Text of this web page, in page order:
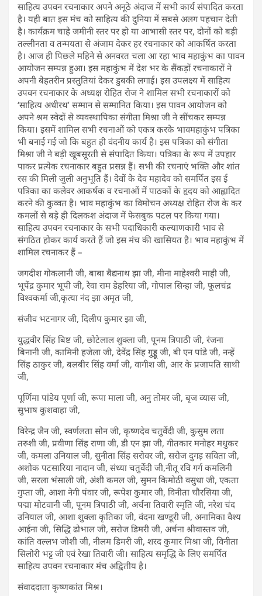
साहित्य उपवन रचनाकार अपने अनूठे अंदाज में सभी कार्य संपादित करता
है। यही बात इस मंच को साहित्य की दुनिया में सबसे अलग पहचान देती
है। कार्यक्रम चाहे जमीनी स्तर पर हो या आभासी स्तर पर, दोनों को बड़ी
तल्लीनता व तन्मयता से अंजाम देकर हर रचनाकार को आकर्षित करता
है। आज ही पिछले महिने से अनवरत चला आ रहा भाव महाकुंभ का पावन
आयोजन सम्पन्न हुआ। इस महाकुंभ में देश भर के सैंकड़ों रचनाकारों ने
अपनी बेहतरीन प्रस्तुतियां देकर डुबकी लगाई। इस उपलक्ष्य में साहित्य
उपवन रचनाकार के अध्यक्ष रोहित रोज ने शामिल सभी रचनाकारों को
‘साहित्य अधीरथ’ सम्मान से सम्मानित किया। इस पावन आयोजन को
अपने श्रम स्वेदों से व्यवस्थापिका संगीता मिश्रा जी ने सींचकर सम्पन्न
किया। इसमें शामिल सभी रचनाओं को एकत्र करके भाव‌महाकुंभ पत्रिका
भी बनाई ग‌ई जो कि बहुत ही वंदनीय कार्य है। इस पत्रिका को संगीता
मिश्रा जी ने बड़ी खूबसूरती से संपादित किया। पत्रिका के रूप में उपहार
पाकर प्रत्येक रचनाकार बहुत प्रसन्न हैं। सभी की रचनाएं भक्ति और शांत
रस की मिली जुली अनुभूति हैं। देवों के देव‌ महादेव को समर्पित इस ई
पत्रिका का कलेवर आकर्षक व रचनाओं में पाठकों के हृदय को आह्लादित
करने की कुव्वत है। भाव महाकुंभ का विमोचन अध्यक्ष रोहित रोज के कर
कमलों से बड़े ही दिलकश अंदाज में फेसबुक पटल पर किया गया।
साहित्य उपवन रचनाकार के सभी पदाधिकारी कल्याणकारी भाव से
संगठित होकर कार्य करते हैं जो इस मंच की खासियत है। भाव महाकुंभ में
शामिल रचनाकर हैं –
जगदीश गोकलानी जी, बाबा बैद्यनाथ झा जी, मीना माहेश्वरी माही जी,
भूपेंद्र कुमार भूपी जी, रेवा राम डेहरिया जी, गोपाल सिन्हा जी, फूलचंद्र
विश्वकर्मा जी,कृत्या नंद झा अमृत जी,
संजीव भटनागर जी, दिलीप कुमार झा जी,
युद्धवीर सिंह बिष्ट जी, छोटेलाल शुक्ला जी, पूनम त्रिपाठी जी, रंजना
बिनानी जी, कामिनी हजेला जी, देवेंद्र सिंह गुड्डू जी, बी एन पांडे जी, नन्हें
सिंह ठाकुर जी, बलबीर सिंह वर्मा जी, वागीश जी, आर के प्रजापति साथी
जी,
पूर्णिमा पांडेय पूर्णा जी, रूपा माला जी, अनु तोमर जी, बृज व्यास जी,
सुभाष कुशवाहा जी,
विरेन्द्र जैन जी, स्वर्णलता सोन जी, कृष्णदेव चतुर्वेदी जी, कुसुम लता
तरुशी जी, प्रवीणा सिंह राणा जी, डी एन झा जी, गीतकार मनोहर मधुकर
जी, कमला उनियाल जी, सुनीता सिंह सरोवर जी, सरोज दुगड़ सविता जी,
अशोक पटसारिया नादान जी, संध्या चतुर्वेदी जी,नीतू रवि गर्ग कमलिनी
जी, सरला भंसाली जी, अंशी कमल जी, सुमन किमोठी वसुधा जी, एकता
गुप्ता जी, आशा नेगी पंवार जी, रूपेश कुमार जी, विनीता चौरसिया जी,
पद्मा मोटवानी जी, पूनम त्रिपाठी जी, अर्चना तिवारी स्मृति जी, नरेश चंद
उनियाल जी, आशा शुक्ला कृतिका जी, वंदना खण्डूरी जी, अनामिका वैश्य
आईना जी, सिद्धि ढोभाल जी, सरोज डिमरी जी, अर्चना श्रीवास्तव जी,
कांति वल्लभ जोशी जी, नीलम डिमरी जी, शरद कुमार मिश्रा जी, विनीता
सिलोरी भट्ट जी एवं रेखा तिवारी जी। साहित्य समृद्धि के लिए समर्पित
साहित्य उपवन रचनाकार मंच अद्वितीय है।
संवाददाता कृष्णकांत मिश्र।